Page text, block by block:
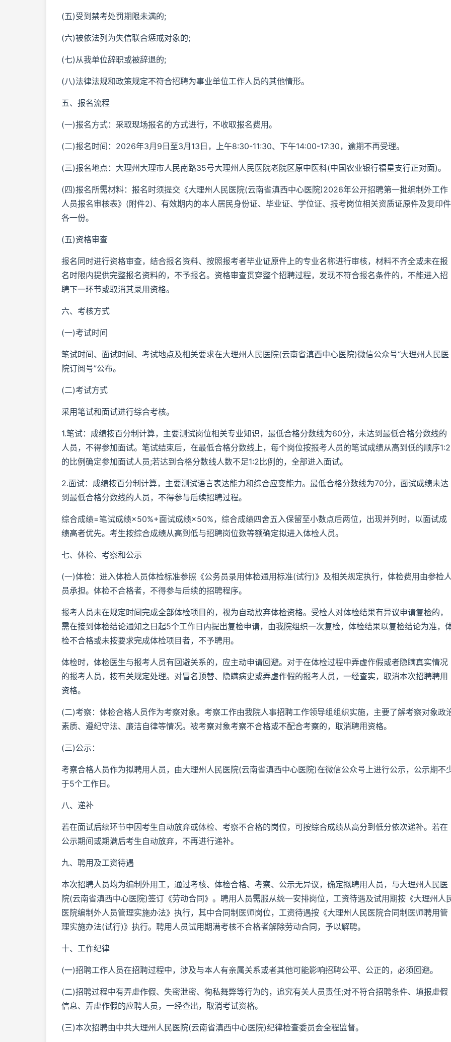
(五)受到禁考处罚期限未满的;
(六)被依法列为失信联合惩戒对象的;
(七)从我单位辞职或被辞退的;
(八)法律法规和政策规定不符合招聘为事业单位工作人员的其他情形。
五、报名流程
(一)报名方式：采取现场报名的方式进行，不收取报名费用。
(二)报名时间：2026年3月9日至3月13日，上午8:30-11:30、下午14:00-17:30，逾期不再受理。
(三)报名地点：大理州大理市人民南路35号大理州人民医院老院区原中医科(中国农业银行福星支行正对面)。
(四)报名所需材料：报名时须提交《大理州人民医院(云南省滇西中心医院)2026年公开招聘第一批编制外工作
人员报名审核表》(附件2)、有效期内的本人居民身份证、毕业证、学位证、报考岗位相关资质证原件及复印件
各一份。
(五)资格审查
报名同时进行资格审查，结合报名资料、按照报考者毕业证原件上的专业名称进行审核，材料不齐全或未在报
名时限内提供完整报名资料的，不予报名。资格审查贯穿整个招聘过程，发现不符合报名条件的，不能进入招
聘下一环节或取消其录用资格。
六、考核方式
(一)考试时间
笔试时间、面试时间、考试地点及相关要求在大理州人民医院(云南省滇西中心医院)微信公众号“大理州人民医
院订阅号”公布。
(二)考试方式
采用笔试和面试进行综合考核。
1.笔试：成绩按百分制计算，主要测试岗位相关专业知识，最低合格分数线为60分，未达到最低合格分数线的
人员，不得参加面试。笔试结束后，在最低合格分数线上，每个岗位按报考人员的笔试成绩从高到低的顺序1:2
的比例确定参加面试人员;若达到合格分数线人数不足1:2比例的，全部进入面试。
2.面试：成绩按百分制计算，主要测试语言表达能力和综合应变能力。最低合格分数线为70分，面试成绩未达
到最低合格分数线的人员，不得参与后续招聘过程。
综合成绩=笔试成绩×50%+面试成绩×50%，综合成绩四舍五入保留至小数点后两位，出现并列时，以面试成
绩高者优先。考生按综合成绩从高到低与招聘岗位数等额确定拟进入体检人员。
七、体检、考察和公示
(一)体检：进入体检人员体检标准参照《公务员录用体检通用标准(试行)》及相关规定执行，体检费用由参检
员承担。体检不合格者，不得参与后续的招聘程序。
报考人员未在规定时间完成全部体检项目的，视为自动放弃体检资格。受检人对体检结果有异议申请复检的，
需在接到体检结论通知之日起5个工作日内提出复检申请，由我院组织一次复检，体检结果以复检结论为准，
检不合格或未按要求完成体检项目者，不予聘用。
体检时，体检医生与报考人员有回避关系的，应主动申请回避。对于在体检过程中弄虚作假或者隐瞒真实情况
的报考人员，按有关规定处理。对冒名顶替、隐瞒病史或弄虚作假的报考人员，一经查实，取消本次招聘聘用
资格。
(二)考察：体检合格人员作为考察对象。考察工作由我院人事招聘工作领导组组织实施，主要了解考察对象政
素质、遵纪守法、廉洁自律等情况。被考察对象考察不合格或不配合考察的，取消聘用资格。
(三)公示：
考察合格人员作为拟聘用人员，由大理州人民医院(云南省滇西中心医院)在微信公众号上进行公示，公示期不
于5个工作日。
八、递补
若在面试后续环节中因考生自动放弃或体检、考察不合格的岗位，可按综合成绩从高分到低分依次递补。若在
公示期间或期满后考生自动放弃，不再进行递补。
九、聘用及工资待遇
本次招聘人员均为编制外用工，通过考核、体检合格、考察、公示无异议，确定拟聘用人员，与大理州人民医
院(云南省滇西中心医院)签订《劳动合同》。聘用人员需服从统一安排岗位，工资待遇及试用期按《大理州人
医院编制外人员管理实施办法》执行，其中合同制医师岗位，工资待遇按《大理州人民医院合同制医师聘用管
理实施办法(试行)》执行。聘用人员试用期满考核不合格者解除劳动合同，予以解聘。
十、工作纪律
(一)招聘工作人员在招聘过程中，涉及与本人有亲属关系或者其他可能影响招聘公平、公正的，必须回避。
(二)招聘过程中有弄虚作假、失密泄密、徇私舞弊等行为的，追究有关人员责任;对不符合招聘条件、填报虚假
信息、弄虚作假的应聘人员，一经查出，取消考试资格。
(三)本次招聘由中共大理州人民医院(云南省滇西中心医院)纪律检查委员会全程监督。